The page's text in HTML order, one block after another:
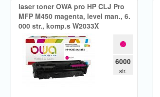
laser toner OWA pro HP CLJ Pro
MFP M450 magenta,​ level man.​,​ 6.​
000 str.​,​ komp.​s W2033X
6000
str.